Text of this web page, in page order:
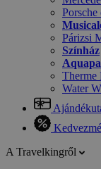
Porsche
Párizsi
Színház
Therme
Water
A Travelkingről